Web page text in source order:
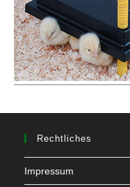
Rechtliches
Impressum